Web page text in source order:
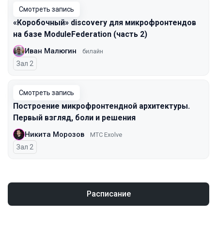
Смотреть запись
«Коробочный» discovery для микрофронтендов
на базе ModuleFederation (часть 2)
Иван Малюгин билайн
Зал 2
Смотреть запись
Построение микрофронтендной архитектуры.
Первый взгляд, боли и решения
Никита Морозов МТС Exolve
Зал 2
Расписание